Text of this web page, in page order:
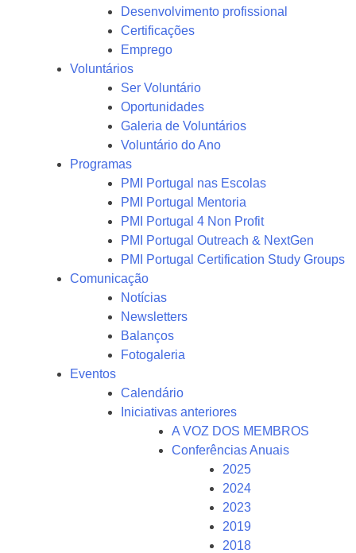
Desenvolvimento profissional
Certificações
Emprego
Voluntários
Ser Voluntário
Oportunidades
Galeria de Voluntários
Voluntário do Ano
Programas
PMI Portugal nas Escolas
PMI Portugal Mentoria
PMI Portugal 4 Non Profit
PMI Portugal Outreach & NextGen
PMI Portugal Certification Study Groups
Comunicação
Notícias
Newsletters
Balanços
Fotogaleria
Eventos
Calendário
Iniciativas anteriores
A VOZ DOS MEMBROS
Conferências Anuais
2025
2024
2023
2019
2018